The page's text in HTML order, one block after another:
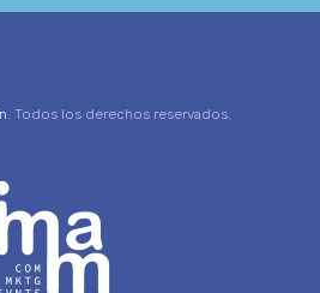
. Todos los derechos reservados.